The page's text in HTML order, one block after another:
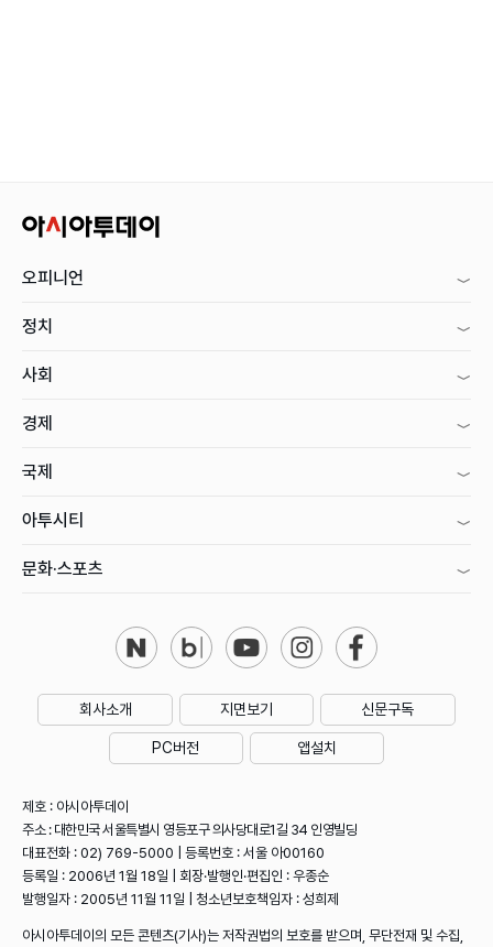
오피니언
정치
사회
경제
국제
아투시티
문화·스포츠
회사소개 지면보기 신문구독
PC버전 앱설치
제호 : 아시아투데이
주소 : 대한민국 서울특별시 영등포구 의사당대로1길 34 인영빌딩
대표전화 : 02) 769-5000 | 등록번호 : 서울 아00160
등록일 : 2006년 1월 18일 | 회장·발행인·편집인 : 우종순
발행일자 : 2005년 11월 11일 | 청소년보호책임자 : 성희제
아시아투데이의 모든 콘텐츠(기사)는 저작권법의 보호를 받으며, 무단전재 및 수집,